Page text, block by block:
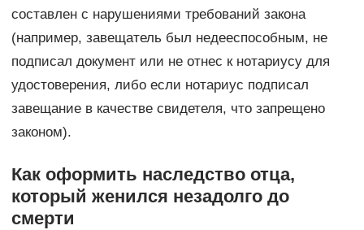
составлен с нарушениями требований закона
(например, завещатель был недееспособным, не
подписал документ или не отнес к нотариусу для
удостоверения, либо если нотариус подписал
завещание в качестве свидетеля, что запрещено
законом).
Как оформить наследство отца,
который женился незадолго до
смерти